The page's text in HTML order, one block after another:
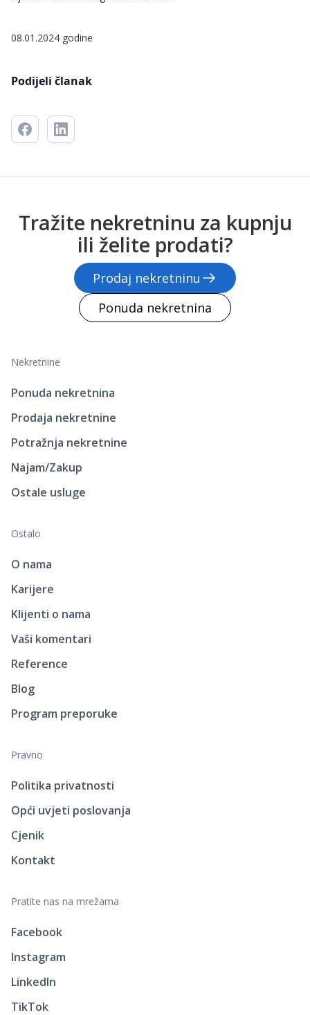
08.01.2024 godine
Podijeli članak
Tražite nekretninu za kupnju
ili želite prodati?
Prodaj nekretninu
Ponuda nekretnina
Nekretnine
Ponuda nekretnina
Prodaja nekretnine
Potražnja nekretnine
Najam/Zakup
Ostale usluge
Ostalo
O nama
Karijere
Klijenti o nama
Vaši komentari
Reference
Blog
Program preporuke
Pravno
Politika privatnosti
Opći uvjeti poslovanja
Cjenik
Kontakt
Pratite nas na mrežama
Facebook
Instagram
LinkedIn
TikTok